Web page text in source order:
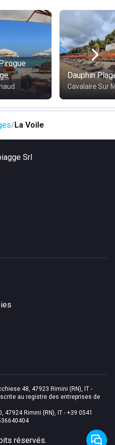
profiter de toilettes privées.
notre
animations. Pour votre
est surveillée par des maîtres
à disposition des
sur notre plage privée
de beds pour une journée de
Dauphin
Cavalaire Sur
La Voile
Srl
48, 47923 Rimini (RN), IT -
au registre des entreprises de
47924 Rimini (RN), IT - +39 0541
réservés.